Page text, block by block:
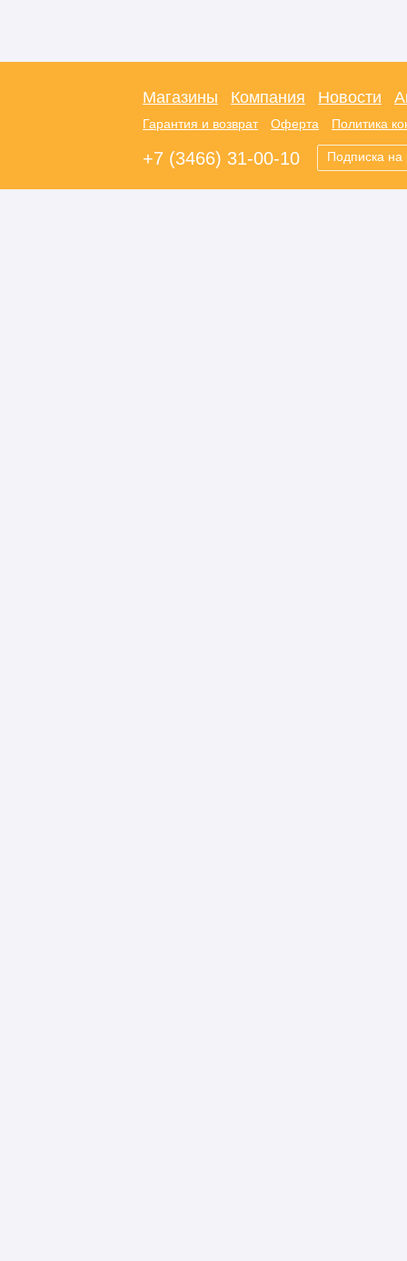
Магазины Компания Новости
Гарантия и возврат Оферта Политика
+7 (3466) 31-00-10 Подписка на